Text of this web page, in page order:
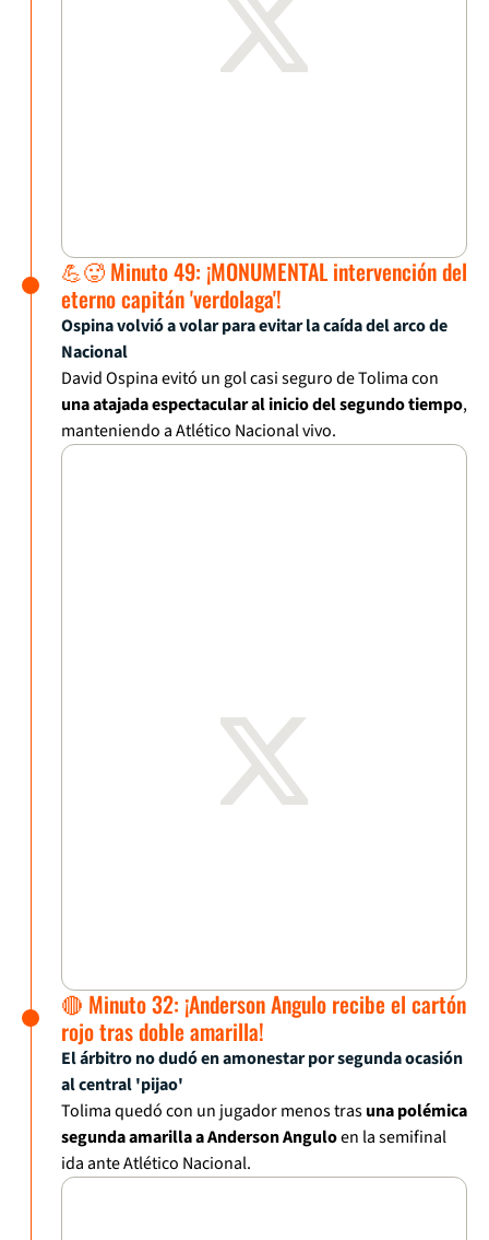
💪🥵 Minuto 49: ¡MONUMENTAL intervención del
eterno capitán 'verdolaga'!
Ospina volvió a volar para evitar la caída del arco de
Nacional
David Ospina evitó un gol casi seguro de Tolima con
una atajada espectacular al inicio del segundo tiempo,
manteniendo a Atlético Nacional vivo.
🔴 Minuto 32: ¡Anderson Angulo recibe el cartón
rojo tras doble amarilla!
El árbitro no dudó en amonestar por segunda ocasión
al central 'pijao'
Tolima quedó con un jugador menos trasuna polémica
segunda amarilla a Anderson Anguloen la semifinal
ida ante Atlético Nacional.